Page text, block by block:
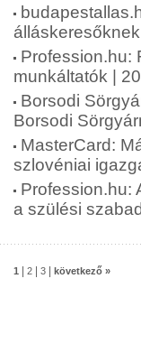
Profession.hu:
munkáltatók |
Borsodi
Borsodi
MasterCard:
szlovéniai
Profession.hu:
a szülési
1 2 3 következő »